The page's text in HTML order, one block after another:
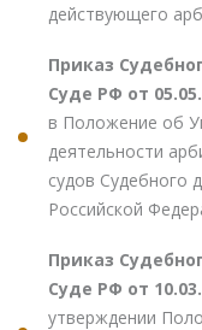
действующего
Приказ
Суде РФ от
в Положение об
деятельности
судов Судебного
Российской
Приказ
Суде РФ от
утверждении